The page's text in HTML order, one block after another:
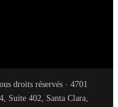
droits réservés · 4701
Suite 402, Santa Clara,